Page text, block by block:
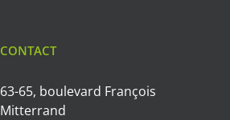
CONTACT
63-65, boulevard François
Mitterrand